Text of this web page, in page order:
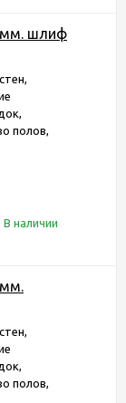
мм. шлиф
полов,
В наличии
полов,